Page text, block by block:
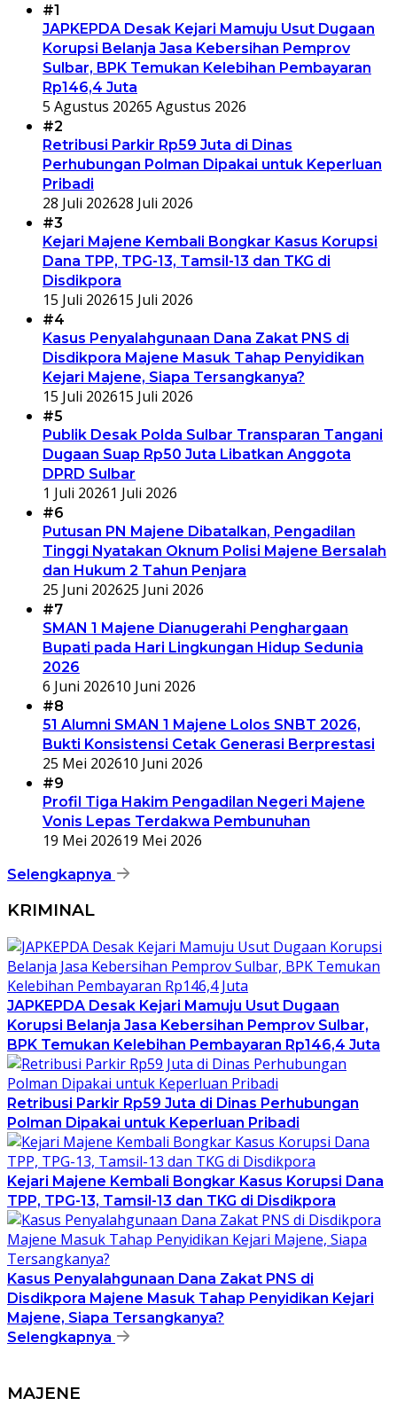
#1
JAPKEPDA Desak Kejari Mamuju Usut Dugaan
Korupsi Belanja Jasa Kebersihan Pemprov
Sulbar, BPK Temukan Kelebihan Pembayaran
Rp146,4 Juta
5 Agustus 20265 Agustus 2026
#2
Retribusi Parkir Rp59 Juta di Dinas
Perhubungan Polman Dipakai untuk Keperluan
Pribadi
28 Juli 202628 Juli 2026
#3
Kejari Majene Kembali Bongkar Kasus Korupsi
Dana TPP, TPG-13, Tamsil-13 dan TKG di
Disdikpora
15 Juli 202615 Juli 2026
#4
Kasus Penyalahgunaan Dana Zakat PNS di
Disdikpora Majene Masuk Tahap Penyidikan
Kejari Majene, Siapa Tersangkanya?
15 Juli 202615 Juli 2026
#5
Publik Desak Polda Sulbar Transparan Tangani
Dugaan Suap Rp50 Juta Libatkan Anggota
DPRD Sulbar
1 Juli 20261 Juli 2026
#6
Putusan PN Majene Dibatalkan, Pengadilan
Tinggi Nyatakan Oknum Polisi Majene Bersalah
dan Hukum 2 Tahun Penjara
25 Juni 202625 Juni 2026
#7
SMAN 1 Majene Dianugerahi Penghargaan
Bupati pada Hari Lingkungan Hidup Sedunia
2026
6 Juni 202610 Juni 2026
#8
51 Alumni SMAN 1 Majene Lolos SNBT 2026,
Bukti Konsistensi Cetak Generasi Berprestasi
25 Mei 202610 Juni 2026
#9
Profil Tiga Hakim Pengadilan Negeri Majene
Vonis Lepas Terdakwa Pembunuhan
19 Mei 202619 Mei 2026
Selengkapnya
KRIMINAL
JAPKEPDA Desak Kejari Mamuju Usut Dugaan
Korupsi Belanja Jasa Kebersihan Pemprov Sulbar,
BPK Temukan Kelebihan Pembayaran Rp146,4 Juta
Retribusi Parkir Rp59 Juta di Dinas Perhubungan
Polman Dipakai untuk Keperluan Pribadi
Kejari Majene Kembali Bongkar Kasus Korupsi Dana
TPP, TPG-13, Tamsil-13 dan TKG di Disdikpora
Kasus Penyalahgunaan Dana Zakat PNS di
Disdikpora Majene Masuk Tahap Penyidikan Kejari
Majene, Siapa Tersangkanya?
Selengkapnya
MAJENE